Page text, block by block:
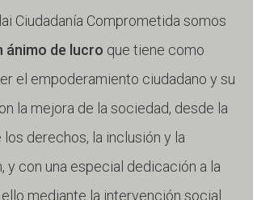
Ciudadanía Comprometida somos
ánimo de lucro que tiene como
el empoderamiento ciudadano y su
la mejora de la sociedad, desde la
derechos, la inclusión y la
y con una especial dedicación a la
mediante la intervención social